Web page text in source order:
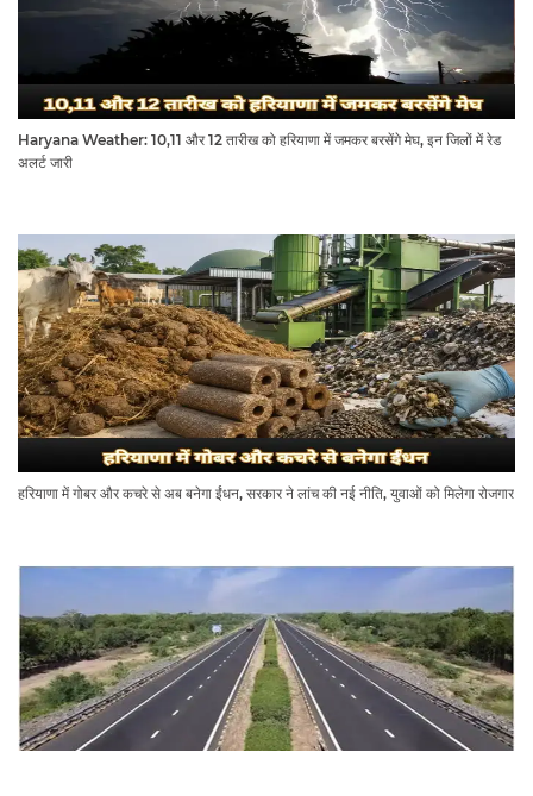
Haryana Weather: 10,11 और 12 तारीख को हरियाणा में जमकर बरसेंगे मेघ, इन जिलों में रेड
अलर्ट जारी
हरियाणा में गोबर और कचरे से अब बनेगा ईंधन, सरकार ने लांच की नई नीति, युवाओं को मिलेगा रोजगार